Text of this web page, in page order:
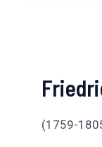
(1759-